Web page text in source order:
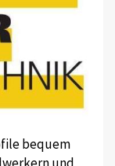
bequem
und